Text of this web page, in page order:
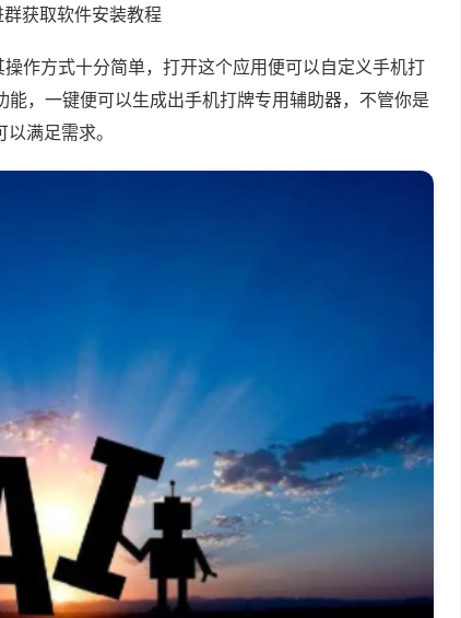
获取软件安装教程
作方式十分简单，打开这个应用便可以自定义手机打
，一键便可以生成出手机打牌专用辅助器，不管你是
满足需求。